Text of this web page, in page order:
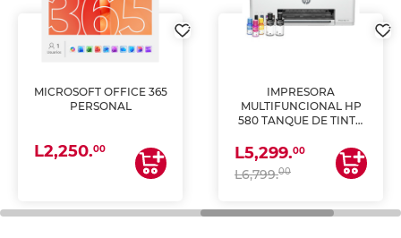
MICROSOFT OFFICE 365
PERSONAL
L2,250.00
IMPRESORA
MULTIFUNCIONAL HP
580 TANQUE DE TINTA
ESCANEA)
L5,299.00
L6,799.00